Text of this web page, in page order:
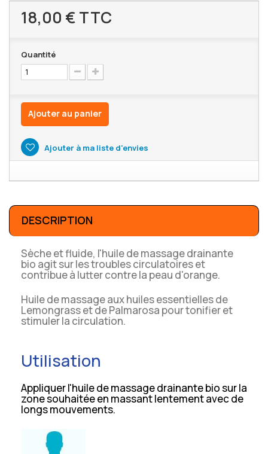
18,00 €TTC
Quantité
Ajouter au panier
Ajouter à ma liste d'envies
DESCRIPTION
Sèche et fluide, l'huile de massage drainante
bio agit sur les troubles circulatoires et
contribue à lutter contre la peau d'orange.
Huile de massage aux huiles essentielles de
Lemongrass et de Palmarosa pour tonifier et
stimuler la circulation.
Utilisation
Appliquer l'huile de massage drainante bio sur la
zone souhaitée en massant lentement avec de
longs mouvements.